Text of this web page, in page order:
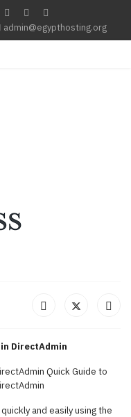
admin@egypthosting.org
DirectAdmin
Quick Guide to
and easily using the